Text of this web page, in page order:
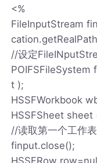
<%
FileInputStream
//设定
POIFSFileSystem
t );
HSSFWorkbook
HSSFSheet
//读取第一个工作
finput.close();
HSSFRow